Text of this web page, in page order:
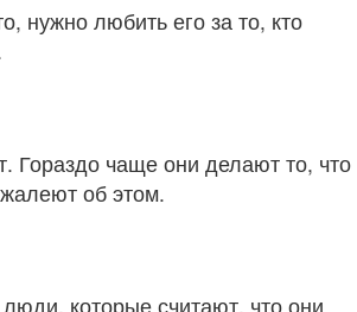
нужно любить его за то, кто
Гораздо чаще они делают то, что
об этом.
которые считают, что они